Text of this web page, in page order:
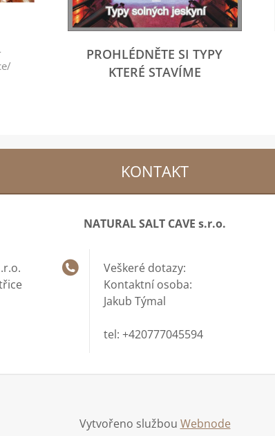
PROHLÉDNĚTE SI TYPY
KTERÉ STAVÍME
KONTAKT
NATURAL SALT CAVE s.r.o.
Veškeré dotazy:
Kontaktní osoba:
Jakub Týmal
tel: +420777045594
Vytvořeno službou Webnode